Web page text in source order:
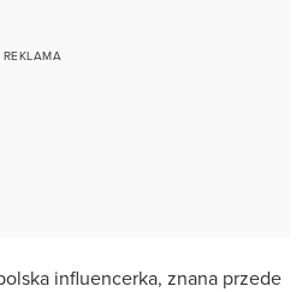
influencerka, znana przede